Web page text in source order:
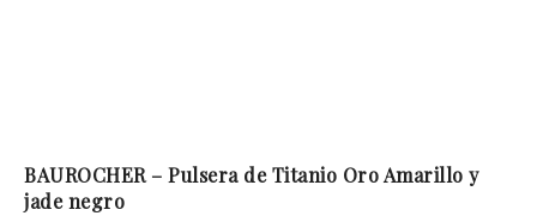
BAUROCHER – Pulsera de Titanio Oro Amarillo y
jade negro